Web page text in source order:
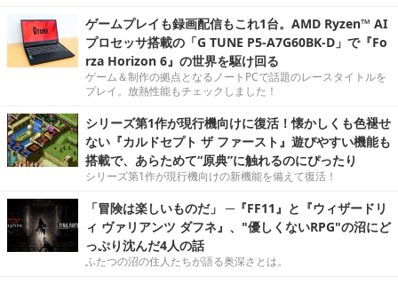
ゲームプレイも録画配信もこれ1台。AMD Ryzen™ AI
プロセッサ搭載の「G TUNE P5-A7G60BK-D」で『Fo
rza Horizon 6』の世界を駆け回る
ゲーム＆制作の拠点となるノートPCで話題のレースタイトルを
プレイ。放熱性能もチェックしました！
シリーズ第1作が現行機向けに復活！懐かしくも色褪せ
ない『カルドセプト ザ ファースト』遊びやすい機能も
搭載で、あらためて“原典”に触れるのにぴったり
シリーズ第1作が現行機向けの新機能を備えて復活！
「冒険は楽しいものだ」 ─『FF11』と『ウィザードリ
ィ ヴァリアンツ ダフネ』、"優しくないRPG"の沼にど
っぷり沈んだ4人の話
ふたつの沼の住人たちが語る奥深さとは。